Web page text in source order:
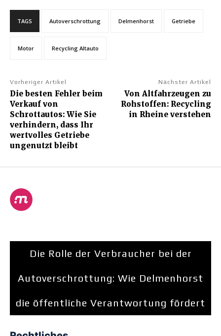
TAGS Autoverschrottung Delmenhorst Getriebe
Motor Recycling Altauto
Vorheriger Artikel
Die besten Fehler beim
Verkauf von
Schrottautos: Wie Sie
verhindern, dass Ihr
wertvolles Getriebe
ungenutzt bleibt
Nächster Artikel
Von Altfahrzeugen zu
Rohstoffen: Recycling
in Rheine verstehen
Die Rolle der Verbraucher bei der
Autoverschrottung: Wie Delmenhorst
die öffentliche Verantwortung fördert